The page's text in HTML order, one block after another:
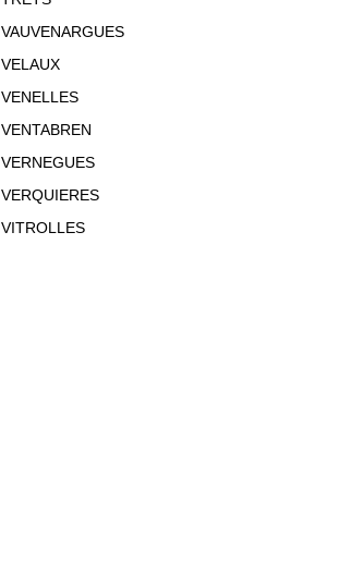
VAUVENARGUES
VELAUX
VENELLES
VENTABREN
VERNEGUES
VERQUIERES
VITROLLES